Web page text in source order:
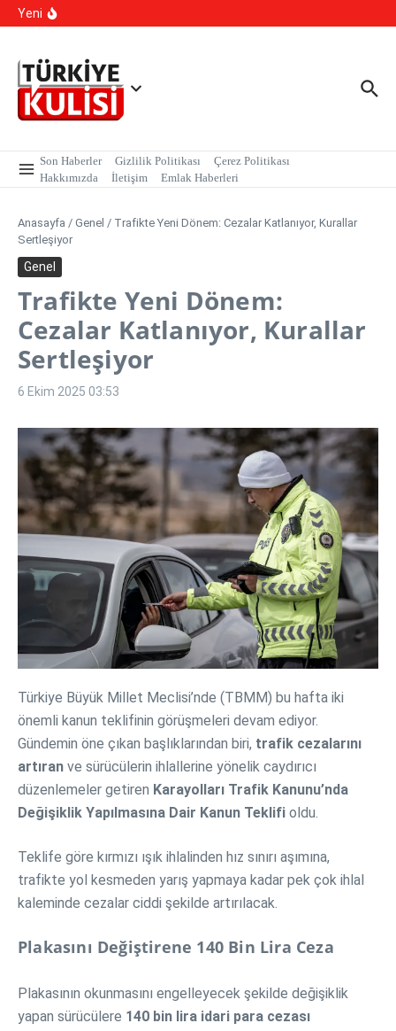
İçeriğe atla
Yeni
Muayenede Branş Sayısı Artırıldı
Son Haberler Gizlilik Politikası
Çerez Politikası
Hakkımızda
İletişim Emlak Haberleri
Anasayfa / Genel / Trafikte Yeni Dönem: Cezalar Katlanıyor, Kurallar
Sertleşiyor
Genel
Trafikte Yeni Dönem:
Cezalar Katlanıyor, Kurallar
Sertleşiyor
6 Ekim 2025 03:53
Türkiye Büyük Millet Meclisi’nde (TBMM) bu hafta iki
önemli kanun teklifinin görüşmeleri devam ediyor.
Gündemin öne çıkan başlıklarından biri, trafik cezalarını
artıran ve sürücülerin ihlallerine yönelik caydırıcı
düzenlemeler getiren Karayolları Trafik Kanunu’nda
Değişiklik Yapılmasına Dair Kanun Teklifi oldu.
Teklife göre kırmızı ışık ihlalinden hız sınırı aşımına,
trafikte yol kesmeden yarış yapmaya kadar pek çok ihlal
kaleminde cezalar ciddi şekilde artırılacak.
Plakasını Değiştirene 140 Bin Lira Ceza
Plakasının okunmasını engelleyecek şekilde değişiklik
yapan sürücülere 140 bin lira idari para cezası